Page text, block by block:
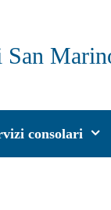
San
consolari